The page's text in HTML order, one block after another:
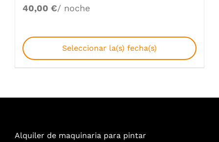
40,00 €/ noche
Seleccionar la(s) fecha(s)
Alquiler de maquinaria para pintar